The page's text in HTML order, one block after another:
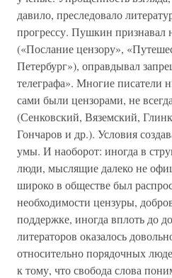
давило, преследовало
прогрессу. Пушкин признавал
(«Послание цензору»,
Петербург»), оправдывал
телеграфа». Многие писатели
сами были цензорами, не
(Сенковский, Вяземский,
Гончаров и др.). Условия
умы. И наоборот: иногда в
люди, мыслящие далеко не
широко в обществе был
необходимости цензуры,
поддержке, иногда вплоть до
литераторов оказалось
относительно порядочных
к тому, что свобода слова